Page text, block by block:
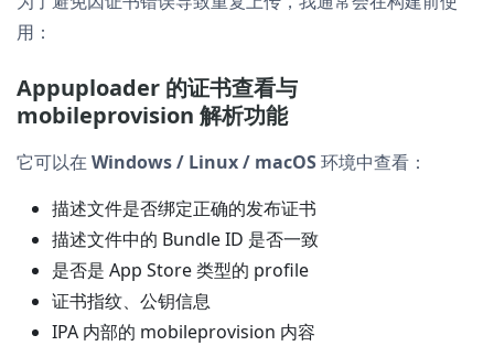
用：
Appuploader 的证书查看与
mobileprovision 解析功能
它可以在 Windows / Linux / macOS环境中查看：
描述文件是否绑定正确的发布证书
描述文件中的 Bundle ID 是否一致
是否是 App Store 类型的 profile
证书指纹、公钥信息
IPA 内部的 mobileprovision 内容